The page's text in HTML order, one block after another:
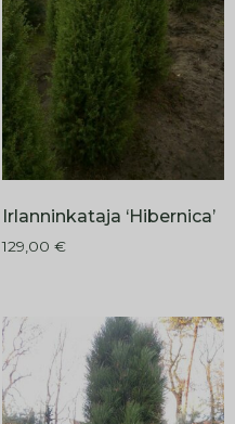
Irlanninkataja ‘Hibernica’
129,00 €